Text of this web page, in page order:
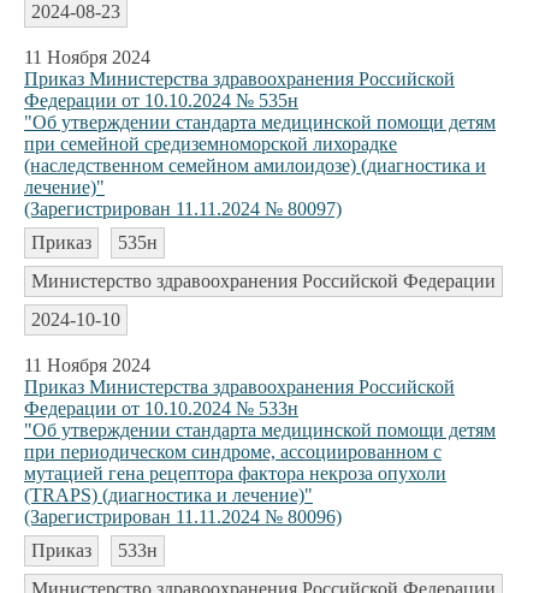
2024-08-23
11 Ноября 2024
Приказ Министерства здравоохранения Российской
Федерации от 10.10.2024 № 535н
"Об утверждении стандарта медицинской помощи детям
при семейной средиземноморской лихорадке
(наследственном семейном амилоидозе) (диагностика и
лечение)"
(Зарегистрирован 11.11.2024 № 80097)
Приказ
535н
Министерство здравоохранения Российской Федерации
2024-10-10
11 Ноября 2024
Приказ Министерства здравоохранения Российской
Федерации от 10.10.2024 № 533н
"Об утверждении стандарта медицинской помощи детям
при периодическом синдроме, ассоциированном с
мутацией гена рецептора фактора некроза опухоли
(TRAPS) (диагностика и лечение)"
(Зарегистрирован 11.11.2024 № 80096)
Приказ
533н
Министерство здравоохранения Российской Федерации